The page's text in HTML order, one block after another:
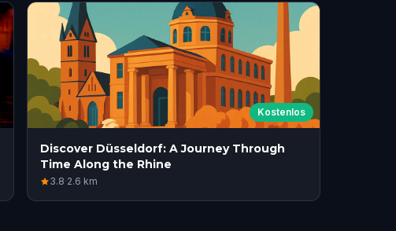
Kostenlos
Discover Düsseldorf: A Journey Through
Time Along the Rhine
3.8·2.6 km